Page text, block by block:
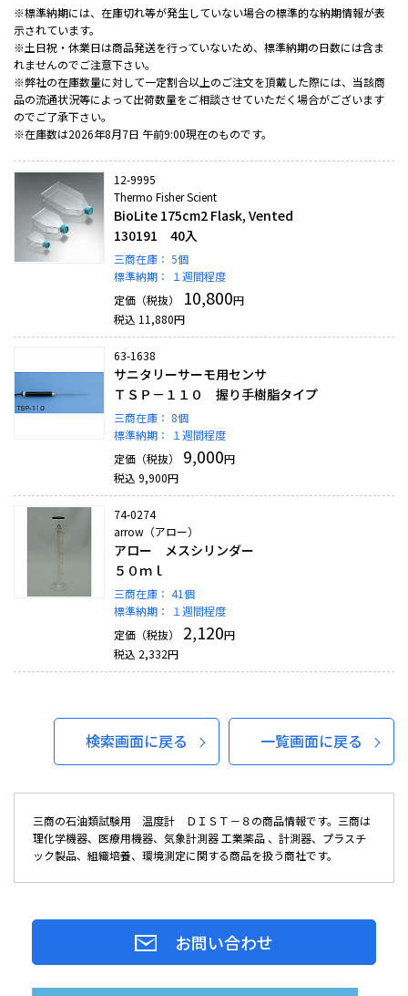
※標準納期には、在庫切れ等が発生していない場合の標準的な納期情報が表
示されています。
※土日祝・休業日は商品発送を行っていないため、標準納期の日数には含ま
れませんのでご注意下さい。
※弊社の在庫数量に対して一定割合以上のご注文を頂戴した際には、当該商
品の流通状況等によって出荷数量をご相談させていただく場合がございます
のでご了承下さい。
※在庫数は2026年8月7日 午前9:00現在のものです。
12-9995
Thermo Fisher Scient
BioLite 175cm2 Flask, Vented
130191 40入
三商在庫： 5個
標準納期：
１週間程度
定価（税抜）
10,800円
税込 11,880円
63-1638
サニタリーサーモ用センサ
ＴＳＰ－１１０ 握り手樹脂タイプ
三商在庫： 8個
標準納期：
１週間程度
定価（税抜）
9,000円
税込 9,900円
74-0274
arrow（アロー）
アロー メスシリンダー
５０ｍｌ
三商在庫： 41個
標準納期：
１週間程度
定価（税抜）
2,120円
税込 2,332円
検索画面に戻る 一覧画面に戻る
三商の石油類試験用 温度計 ＤＩＳＴ－８の商品情報です。三商は
理化学機器、医療用機器、気象計測器 工業薬品 、計測器、プラスチ
ック製品、組織培養、環境測定に関する商品を扱う商社です。
お問い合わせ